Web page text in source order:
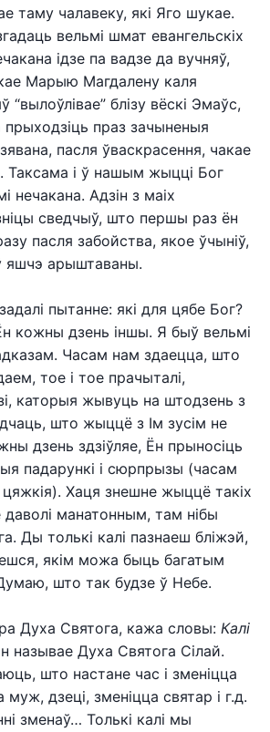
таму чалавеку, які Яго шукае.
вельмі шмат евангельскіх
ідзе па вадзе да вучняў,
Марыю Магдалену каля
“вылоўлівае” блізу вёскі Эмаўс,
праз зачыненыя
пасля ўваскрасення, чакае
Таксама і ў нашым жыцці Бог
нечакана. Адзін з маіх
сведчыў, што першы раз ён
пасля забойства, якое ўчыніў,
яшчэ арыштаваны.
пытанне: які для цябе Бог?
кожны дзень іншы. Я быў вельмі
Часам нам здаецца, што
тое і тое прачыталі,
каторыя жывуць на штодзень з
што жыццё з Ім зусім не
дзень здзіўляе, Ён прыносіць
падарункі і сюрпрызы (часам
Хаця знешне жыццё такіх
манатонным, там нібы
Ды толькі калі пазнаеш бліжэй,
якім можа быць багатым
што так будзе ў Небе.
Духа Святога, кажа словы: Калі
называе Духа Святога Сілай.
што настане час і зменіцца
муж, дзеці, зменіцца святар і г.д.
зменаў… Толькі калі мы